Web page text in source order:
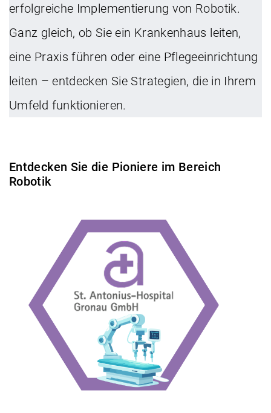
erfolgreiche Implementierung von Robotik.
Ganz gleich, ob Sie ein Krankenhaus leiten,
eine Praxis führen oder eine Pflegeeinrichtung
leiten – entdecken Sie Strategien, die in Ihrem
Umfeld funktionieren.
Entdecken Sie die Pioniere im Bereich
Robotik
Das UKM in Münster setzt VR zur
Patientenaufklärung Das St. Antonius Hospital in
Gronau ist führend in der Ausbildung und
Anwendung des da Vinci®-Systems in der
Urologie.
Zur Case Study